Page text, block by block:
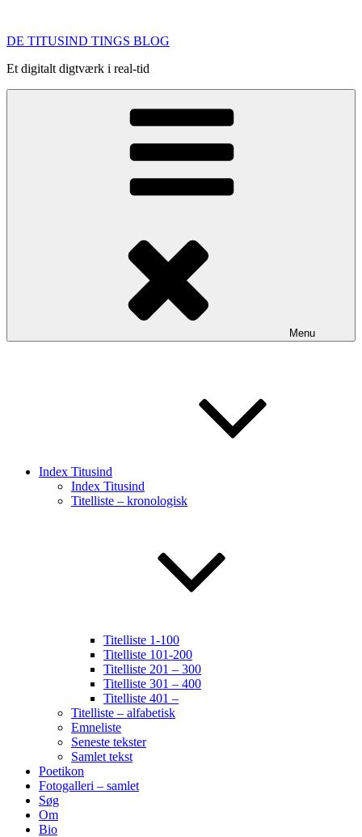
indhold
DE TITUSIND TINGS BLOG
Et digitalt digtværk i real-tid
Menu
Index Titusind
Index Titusind
Titelliste – kronologisk
Titelliste 1-100
Titelliste 101-200
Titelliste 201 – 300
Titelliste 301 – 400
Titelliste 401 –
Titelliste – alfabetisk
Emneliste
Seneste tekster
Samlet tekst
Poetikon
Fotogalleri – samlet
Søg
Om
Bio